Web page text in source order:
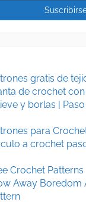
gratis de
de crochet
y borlas |
para
a crochet
Crochet Patterns
Away Boredom